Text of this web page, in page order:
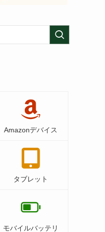
Amazonデバイス
タブレット
モバイルバッテリ